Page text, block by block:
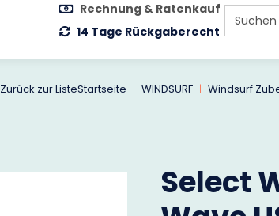
Rechnung & Ratenkauf
14 Tage Rückgaberecht
Zurück zur ListeStartseite WINDSURF Windsurf
Select